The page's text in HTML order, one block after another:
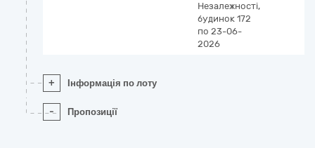
Незалежності,
будинок 172
по 23-06-
2026
+ Інформація по лоту
- Пропозиції